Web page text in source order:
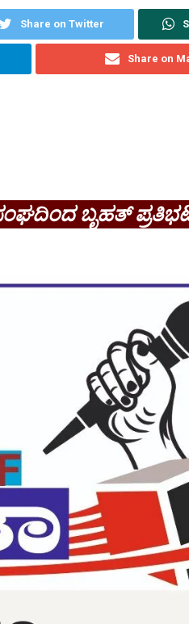
Share on Twitter
Share on
ಸಂಘದಿಂದ ಬೃಹತ್